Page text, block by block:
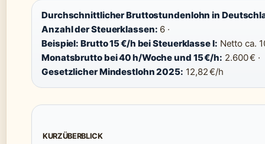
Durchschnittlicher Bruttostundenlohn in
Anzahl der Steuerklassen: 6 ·
Beispiel: Brutto 15 €/h bei Steuerklasse I: Netto ca.
Monatsbrutto bei 40 h/Woche und 15 €/h: 2.600 € ·
Gesetzlicher Mindestlohn 2025: 12,82 €/h
KURZÜBERBLICK